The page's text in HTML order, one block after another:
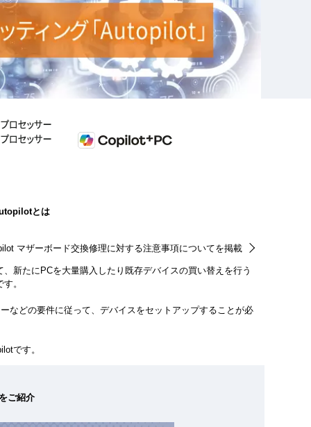
とは
マザーボード交換修理に対する注意事項についてを掲載
新たにPCを大量購入したり既存デバイスの買い替えを行う
。
などの要件に従って、デバイスをセットアップすることが必
です。
ご紹介